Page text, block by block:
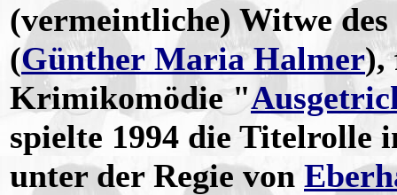
(vermeintliche) Witwe
(Günther Maria Halmer),
Krimikomödie "
spielte 1994 die
unter der Regie von